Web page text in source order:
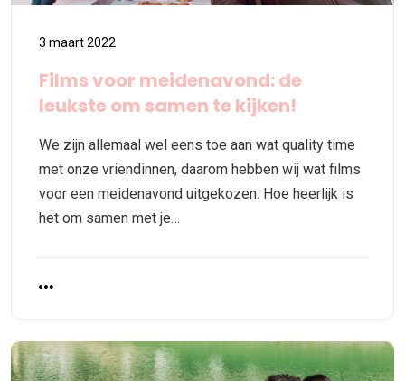
3 maart 2022
Films voor meidenavond: de
leukste om samen te kijken!
We zijn allemaal wel eens toe aan wat quality time
met onze vriendinnen, daarom hebben wij wat films
voor een meidenavond uitgekozen. Hoe heerlijk is
het om samen met je…